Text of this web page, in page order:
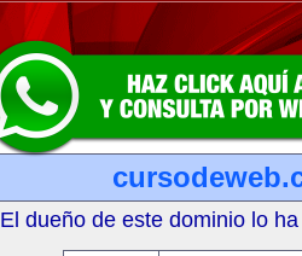
El dueño de este dominio lo